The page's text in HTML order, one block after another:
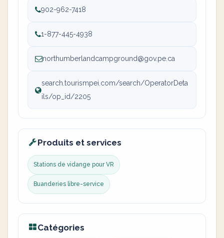
902-962-7418
1-877-445-4938
northumberlandcampground@gov.pe.ca
search.tourismpei.com/search/OperatorDeta
ils/op_id/2205
Produits et services
Stations de vidange pour VR
Buanderies libre-service
Catégories